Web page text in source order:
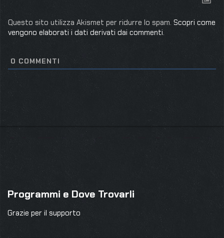
Questo sito utilizza Akismet per ridurre lo spam. Scopri come
vengono elaborati i dati derivati dai commenti.
0 COMMENTI
Programmi e Dove Trovarli
Grazie per il supporto